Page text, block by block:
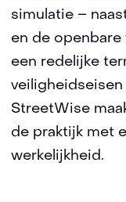
simulatie –
en de
een redelijke
veiligheidseisen
StreetWise
de praktijk met
werkelijkheid.